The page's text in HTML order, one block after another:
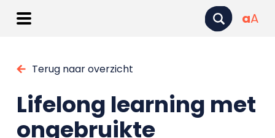
aA
Terug naar overzicht
Lifelong learning met
ongebruikte